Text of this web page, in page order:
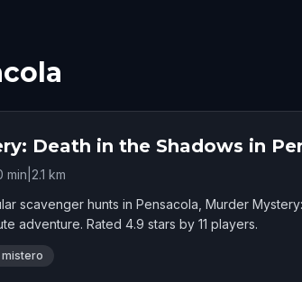
Death in the Shadows in
min 2.1 km
scavenger hunts in Pensacola, Murder
adventure. Rated 4.9 stars by 11 players.